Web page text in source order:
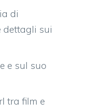
di
dettagli sui
e sul suo
tra film e